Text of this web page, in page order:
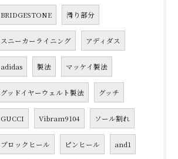
BRIDGESTONE 滑り部分
スニーカーライニング アディダス
adidas 製法 マッケイ製法
グッドイヤーウェルト製法 グッチ
GUCCI Vibram9104 ソール割れ
ブロックヒール ピンヒール and1